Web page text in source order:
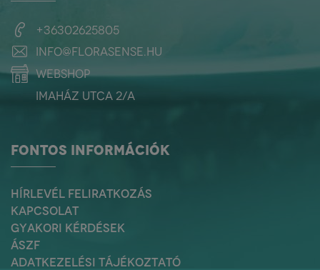
+36302625805
info@florasense.hu
webshop
Imaház utca 2/a
FONTOS INFORMÁCIÓK
HÍRLEVÉL FELIRATKOZÁS
KAPCSOLAT
GYAKORI KÉRDÉSEK
ÁSZF
ADATKEZELÉSI TÁJÉKOZTATÓ